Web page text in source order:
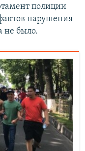
полиции
нарушения
не было.